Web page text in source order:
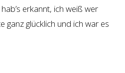
erkannt, ich weiß wer
ganz glücklich und ich war es